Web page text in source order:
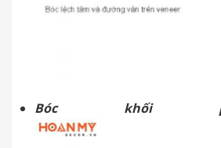
Bóc khối